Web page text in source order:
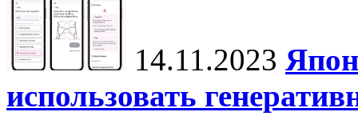
14.11.2023
использовать